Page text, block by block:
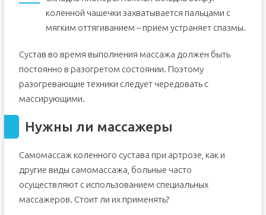
коленной чашечки захватывается пальцами с
мягким оттягиванием – прием устраняет спазмы.
Сустав во время выполнения массажа должен быть
постоянно в разогретом состоянии. Поэтому
разогревающие техники следует чередовать с
массирующими.
Нужны ли массажеры
Самомассаж коленного сустава при артрозе, как и
другие виды самомассажа, больные часто
осуществляют с использованием специальных
массажеров. Стоит ли их применять?